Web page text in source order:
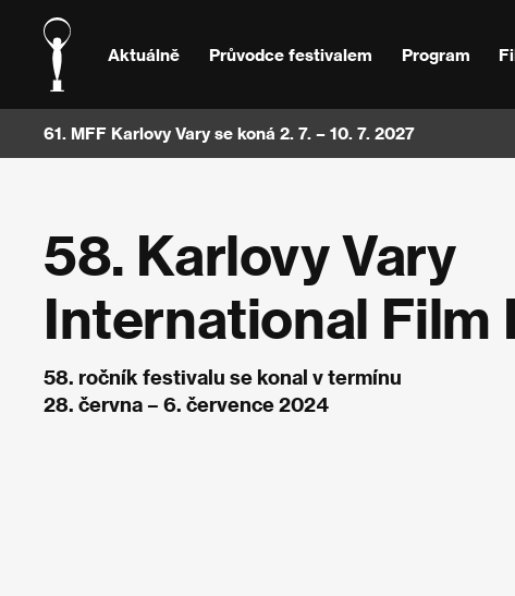
Aktuálně Průvodce festivalem Program
61. MFF Karlovy Vary se koná 2. 7. – 10. 7. 2027
58. Karlovy Vary
International Film
58. ročník festivalu se konal v termínu
28. června – 6. července 2024